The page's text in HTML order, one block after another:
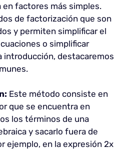
en factores más simples.
de factorización que son
y permiten simplificar el
o simplificar
introducción, destacaremos
Este método consiste en
que se encuentra en
los términos de una
y sacarlo fuera de
ejemplo, en la expresión 2x